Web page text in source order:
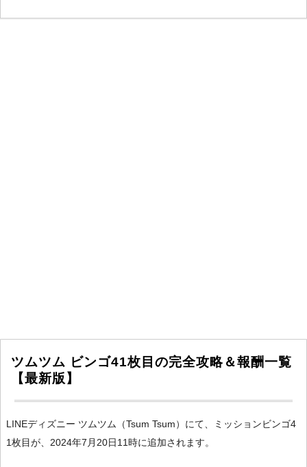
ツムツム ビンゴ41枚目の完全攻略＆報酬一覧
【最新版】
LINEディズニー ツムツム（Tsum Tsum）にて、ミッションビンゴ4
1枚目が、2024年7月20日11時に追加されます。